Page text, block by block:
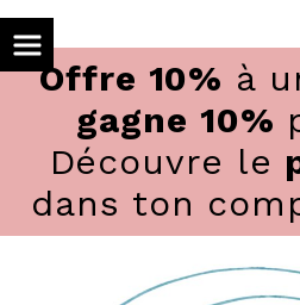
Offre 10% à
gagne 10%
Découvre le
dans ton